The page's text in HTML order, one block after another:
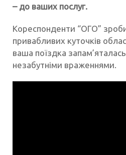
– до ваших послуг.
Кореспонденти “ОГО”
привабливих куточків
ваша поїздка
незабутніми враженнями.